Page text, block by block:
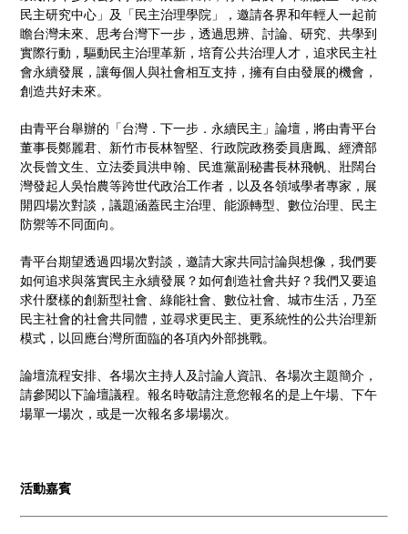
民主研究中心」及「民主治理學院」，邀請各界和年輕人一起前
瞻台灣未來、思考台灣下一步，透過思辨、討論、研究、共學到
實際行動，驅動民主治理革新，培育公共治理人才，追求民主社
會永續發展，讓每個人與社會相互支持，擁有自由發展的機會，
創造共好未來。
由青平台舉辦的「台灣．下一步．永續民主」論壇，將由青平台
董事長鄭麗君、新竹市長林智堅、行政院政務委員唐鳳、經濟部
次長曾文生、立法委員洪申翰、民進黨副秘書長林飛帆、壯闊台
灣發起人吳怡農等跨世代政治工作者，以及各領域學者專家，展
開四場次對談，議題涵蓋民主治理、能源轉型、數位治理、民主
防禦等不同面向。
青平台期望透過四場次對談，邀請大家共同討論與想像，我們要
如何追求與落實民主永續發展？如何創造社會共好？我們又要追
求什麼樣的創新型社會、綠能社會、數位社會、城市生活，乃至
民主社會的社會共同體，並尋求更民主、更系統性的公共治理新
模式，以回應台灣所面臨的各項內外部挑戰。
論壇流程安排、各場次主持人及討論人資訊、各場次主題簡介，
請參閱以下論壇議程。報名時敬請注意您報名的是上午場、下午
場單一場次，或是一次報名多場場次。
活動嘉賓